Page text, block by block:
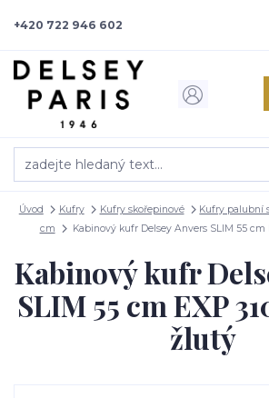
+420 722 946 602
Úvod Kufry Kufry skořepinové Kufry palubní
cm
Kabinový kufr Delsey Anvers SLIM 55 cm
Kabinový kufr
SLIM 55 cm EXP
žlutý